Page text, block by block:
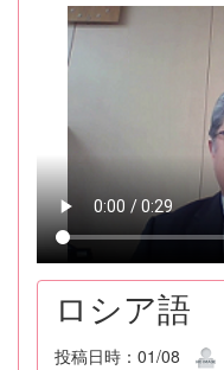
ロシア語
投稿日時：01/08